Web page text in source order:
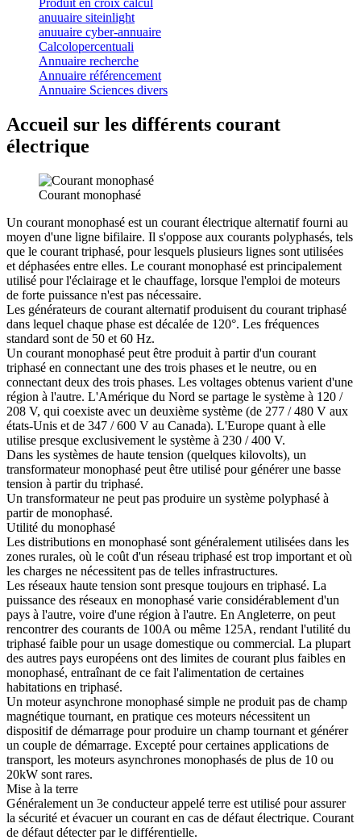
Produit en croix calcul
anuuaire siteinlight
anuuaire cyber-annuaire
Calcolopercentuali
Annuaire recherche
Annuaire référencement
Annuaire Sciences divers
Accueil sur les différents courant
électrique
Courant monophasé
Un courant monophasé est un courant électrique alternatif fourni au
moyen d'une ligne bifilaire. Il s'oppose aux courants polyphasés, tels
que le courant triphasé, pour lesquels plusieurs lignes sont utilisées
et déphasées entre elles. Le courant monophasé est principalement
utilisé pour l'éclairage et le chauffage, lorsque l'emploi de moteurs
de forte puissance n'est pas nécessaire.
Les générateurs de courant alternatif produisent du courant triphasé
dans lequel chaque phase est décalée de 120°. Les fréquences
standard sont de 50 et 60 Hz.
Un courant monophasé peut être produit à partir d'un courant
triphasé en connectant une des trois phases et le neutre, ou en
connectant deux des trois phases. Les voltages obtenus varient d'une
région à l'autre. L'Amérique du Nord se partage le système à 120 /
208 V, qui coexiste avec un deuxième système (de 277 / 480 V aux
états-Unis et de 347 / 600 V au Canada). L'Europe quant à elle
utilise presque exclusivement le système à 230 / 400 V.
Dans les systèmes de haute tension (quelques kilovolts), un
transformateur monophasé peut être utilisé pour générer une basse
tension à partir du triphasé.
Un transformateur ne peut pas produire un système polyphasé à
partir de monophasé.
Utilité du monophasé
Les distributions en monophasé sont généralement utilisées dans les
zones rurales, où le coût d'un réseau triphasé est trop important et où
les charges ne nécessitent pas de telles infrastructures.
Les réseaux haute tension sont presque toujours en triphasé. La
puissance des réseaux en monophasé varie considérablement d'un
pays à l'autre, voire d'une région à l'autre. En Angleterre, on peut
rencontrer des courants de 100A ou même 125A, rendant l'utilité du
triphasé faible pour un usage domestique ou commercial. La plupart
des autres pays européens ont des limites de courant plus faibles en
monophasé, entraînant de ce fait l'alimentation de certaines
habitations en triphasé.
Un moteur asynchrone monophasé simple ne produit pas de champ
magnétique tournant, en pratique ces moteurs nécessitent un
dispositif de démarrage pour produire un champ tournant et générer
un couple de démarrage. Excepté pour certaines applications de
transport, les moteurs asynchrones monophasés de plus de 10 ou
20kW sont rares.
Mise à la terre
Généralement un 3e conducteur appelé terre est utilisé pour assurer
la sécurité et évacuer un courant en cas de défaut électrique. Courant
de défaut détecter par le différentielle.